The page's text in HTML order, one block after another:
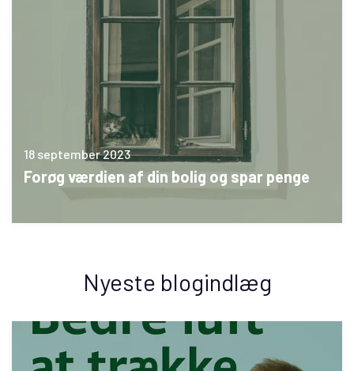
18 september 2023
Forøg værdien af din bolig og spar penge
Nyeste blogindlæg